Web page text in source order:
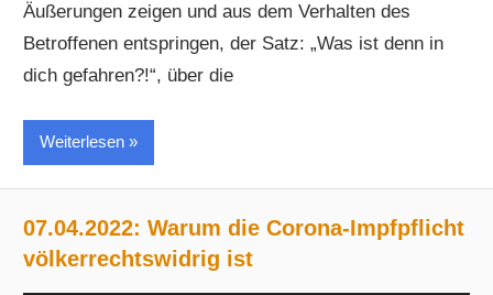
Äußerungen zeigen und aus dem Verhalten des
Betroffenen entspringen, der Satz: „Was ist denn in
dich gefahren?!“, über die
Weiterlesen
07.04.2022: Warum die Corona-Impfpflicht
völkerrechtswidrig ist